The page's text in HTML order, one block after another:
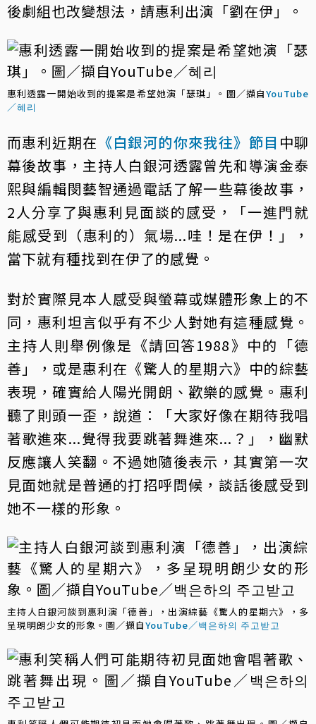
後劇組也改變想法，請惠利出演「劉在伊」。
惠利透露一開始收到的提案是希望她演「瑟琪」。圖／擷自YouTube
／혜리
而惠利近期在 《白銀河的你來我往》節目 中聊
幕後故事，主持人白銀河透露曾先和導演金泰
熙與編輯閔藝智通過電話了解一些幕後故事，
2人分享了與惠利見面談的感受，「一進門就
能感受到（惠利的）氣場...哇！是在伊！」，
當下就有種找到在伊了的感覺。
對於實際見本人感受與螢幕或媒體形象上的不
同，惠利坦言似乎有不少人對她有這種感覺。
主持人則舉例像是《請回答1988》中的「德
善」，或是惠利在《驚人的星期六》中的綜藝
表現，確實給人陽光開朗、歡樂的感覺。惠利
聽了則頭一歪，說道：「大家好像在期待我唱
著歌進來...覺得我要跳著舞進來...？」，幽默
反應讓人笑翻。不過她隨後表示，其實第一次
見面她就是普通的打招呼問候，談話後感受到
她不一樣的形象。
主持人白銀河談到惠利演「德善」，出演綜藝《驚人的星期六》，多
呈現明朗少女的形象。圖／擷自YouTube／백은하의 주고받고